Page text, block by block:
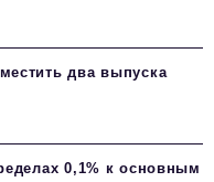
два выпуска
0,1% к основным